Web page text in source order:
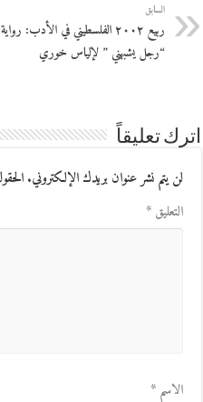
السابق
ربيع ٢٠٠٢ الفلسطيني في الأدب: رواية
“رجل يشبهني ” لإلياس خوري
اترك تعليقاً
لن يتم نشر عنوان بريدك الإلكتروني.
التعليق*
الاسم*